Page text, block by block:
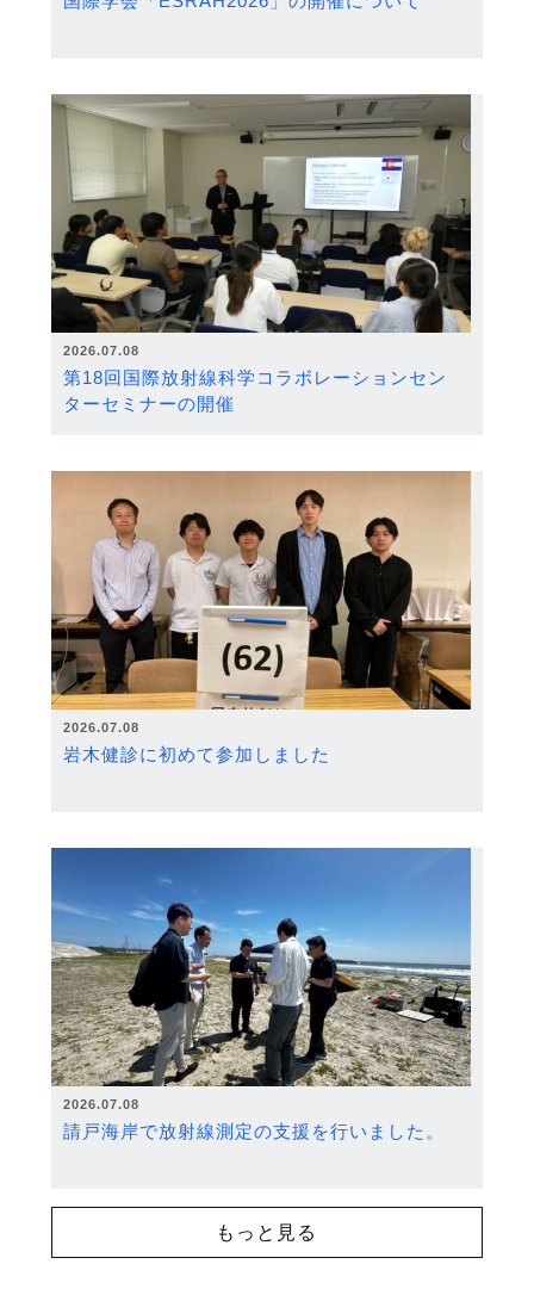
2026.07.08
第18回国際放射線科学コラボレーションセン
ターセミナーの開催
2026.07.08
岩木健診に初めて参加しました
2026.07.08
請戸海岸で放射線測定の支援を行いました。
もっと見る